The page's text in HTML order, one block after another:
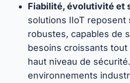
Fiabilité, évolutivité et
solutions IIoT reposent
robustes, capables de
besoins croissants
haut niveau de
environnements